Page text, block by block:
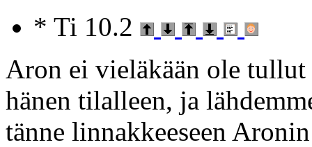
* Ti 10.2
Aron ei vieläkään ole
hänen tilalleen, ja
tänne linnakkeeseen